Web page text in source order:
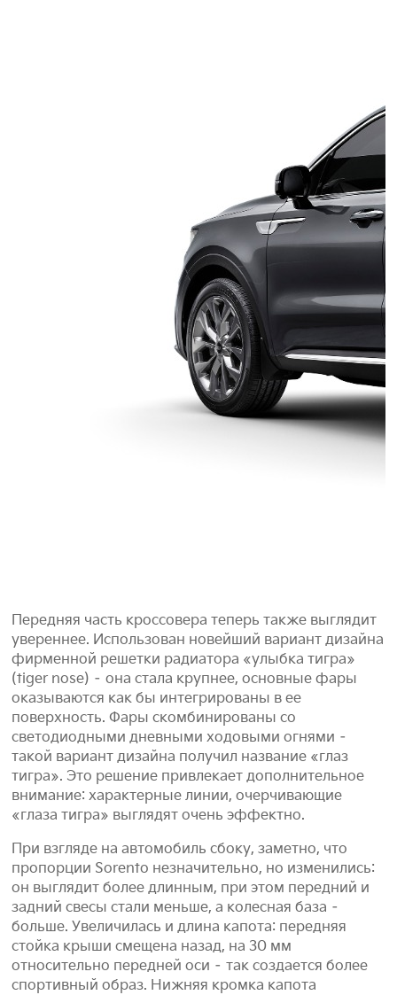
Передняя часть кроссовера теперь также выглядит
увереннее. Использован новейший вариант дизайна
фирменной решетки радиатора «улыбка тигра»
(tiger nose) – она стала крупнее, основные фары
оказываются как бы интегрированы в ее
поверхность. Фары скомбинированы со
светодиодными дневными ходовыми огнями –
такой вариант дизайна получил название «глаз
тигра». Это решение привлекает дополнительное
внимание: характерные линии, очерчивающие
«глаза тигра» выглядят очень эффектно.
При взгляде на автомобиль сбоку, заметно, что
пропорции Sorento незначительно, но изменились:
он выглядит более длинным, при этом передний и
задний свесы стали меньше, а колесная база –
больше. Увеличилась и длина капота: передняя
стойка крыши смещена назад, на 30 мм
относительно передней оси – так создается более
спортивный образ. Нижняя кромка капота